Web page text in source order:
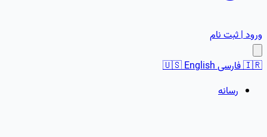
ورود | ثبت نام
🇮🇷فارسی 🇺🇸English
رسانه